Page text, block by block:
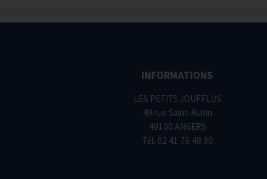
INFORMATIONS
LES PETITS JOUFFLUS
49 rue Saint-Aubin
49100 ANGERS
Tél. 02 41 76 48 90